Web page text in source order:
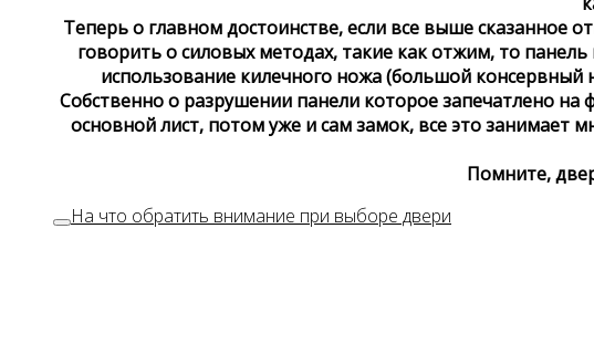
Теперь о главном достоинстве, если все выше сказанное
говорить о силовых методах, такие как отжим, то
использование килечного ножа (большой консервный
Собственно о разрушении панели которое запечатлено
основной лист, потом уже и сам замок, все это занимает
Помните,
На что обратить внимание при выборе двери